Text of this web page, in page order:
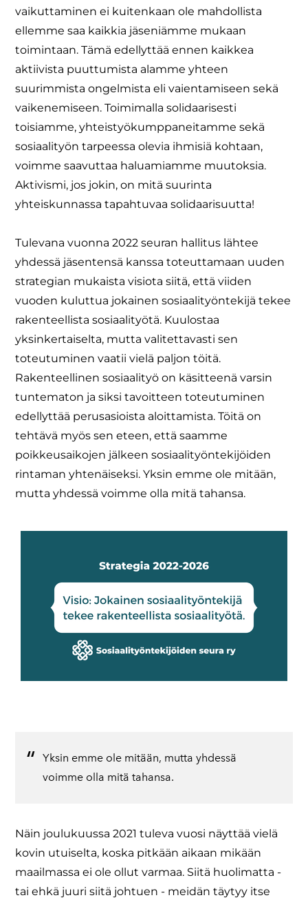
vaikuttaminen ei kuitenkaan ole mahdollista
ellemme saa kaikkia jäseniämme mukaan
toimintaan. Tämä edellyttää ennen kaikkea
aktiivista puuttumista alamme yhteen
suurimmista ongelmista eli vaientamiseen sekä
vaikenemiseen. Toimimalla solidaarisesti
toisiamme, yhteistyökumppaneitamme sekä
sosiaalityön tarpeessa olevia ihmisiä kohtaan,
voimme saavuttaa haluamiamme muutoksia.
Aktivismi, jos jokin, on mitä suurinta
yhteiskunnassa tapahtuvaa solidaarisuutta!
Tulevana vuonna 2022 seuran hallitus lähtee
yhdessä jäsentensä kanssa toteuttamaan uuden
strategian mukaista visiota siitä, että viiden
vuoden kuluttua jokainen sosiaalityöntekijä tekee
rakenteellista sosiaalityötä. Kuulostaa
yksinkertaiselta, mutta valitettavasti sen
toteutuminen vaatii vielä paljon töitä.
Rakenteellinen sosiaalityö on käsitteenä varsin
tuntematon ja siksi tavoitteen toteutuminen
edellyttää perusasioista aloittamista. Töitä on
tehtävä myös sen eteen, että saamme
poikkeusaikojen jälkeen sosiaalityöntekijöiden
rintaman yhtenäiseksi. Yksin emme ole mitään,
mutta yhdessä voimme olla mitä tahansa.
Yksin emme ole mitään, mutta yhdessä
voimme olla mitä tahansa.
Näin joulukuussa 2021 tuleva vuosi näyttää vielä
kovin utuiselta, koska pitkään aikaan mikään
maailmassa ei ole ollut varmaa. Siitä huolimatta -
tai ehkä juuri siitä johtuen - meidän täytyy itse